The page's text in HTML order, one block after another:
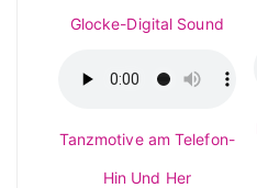
Glocke-Digital Sound
Tanzmotive am Telefon-
Hin Und Her